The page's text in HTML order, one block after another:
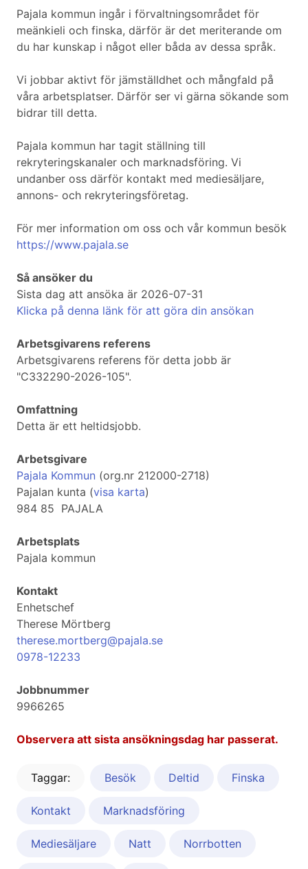
Pajala kommun ingår i förvaltningsområdet för
meänkieli och finska, därför är det meriterande om
du har kunskap i något eller båda av dessa språk.
Vi jobbar aktivt för jämställdhet och mångfald på
våra arbetsplatser. Därför ser vi gärna sökande som
bidrar till detta.
Pajala kommun har tagit ställning till
rekryteringskanaler och marknadsföring. Vi
undanber oss därför kontakt med mediesäljare,
annons- och rekryteringsföretag.
För mer information om oss och vår kommun besök
https://www.pajala.se
Så ansöker du
Sista dag att ansöka är 2026-07-31
Klicka på denna länk för att göra din ansökan
Arbetsgivarens referens
Arbetsgivarens referens för detta jobb är
"C332290-2026-105".
Omfattning
Detta är ett heltidsjobb.
Arbetsgivare
Pajala Kommun (org.nr 212000-2718)
Pajalan kunta (visa karta)
984 85 PAJALA
Arbetsplats
Pajala kommun
Kontakt
Enhetschef
Therese Mörtberg
therese.mortberg@pajala.se
0978-12233
Jobbnummer
9966265
Observera att sista ansökningsdag har passerat.
Taggar: Besök Deltid Finska
Kontakt Marknadsföring
Mediesäljare Natt Norrbotten